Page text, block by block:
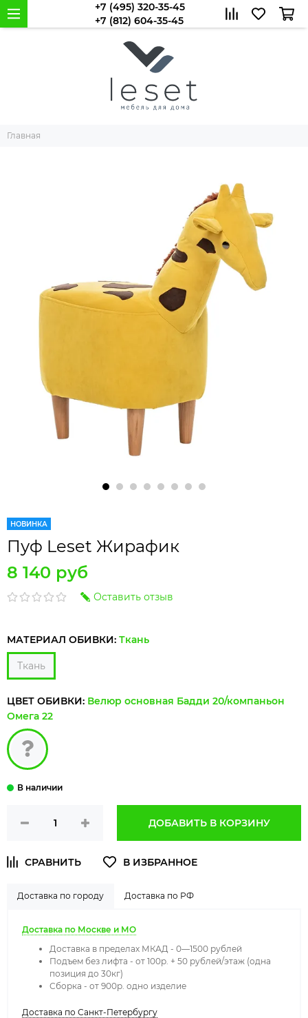
+7 (495) 320-35-45
+7 (812) 604-35-45
Главная
НОВИНКА
Пуф Leset Жирафик
8 140 руб
Оставить отзыв
МАТЕРИАЛ ОБИВКИ: Ткань
Ткань
ЦВЕТ ОБИВКИ: Велюр основная Бадди 20/компаньон
Омега 22
ДОБАВИТЬ В КОРЗИНУ
Доставка по городу Доставка по РФ
Доставка по Москве и МО
Доставка в пределах МКАД - 0—1500 рублей
Подъем без лифта - от 100р. + 50 рублей/этаж (одна
позиция до 30кг)
Сборка - от 900р. одно изделие
Доставка по Санкт-Петербургу